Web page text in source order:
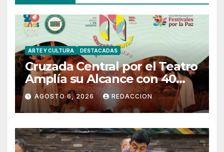
ARTE Y CULTURA DESTACADAS
Cruzada Central por el Teatro
Amplía su Alcance con 40
Días de Actividades
AGOSTO 6, 2026 REDACCION